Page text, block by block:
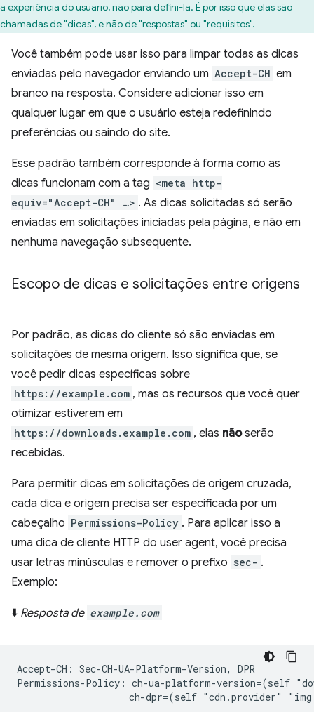
a experiência do usuário, não para defini-la. É por isso que elas são
chamadas de "dicas", e não de "respostas" ou "requisitos".
Você também pode usar isso para limpar todas as dicas
enviadas pelo navegador enviando um Accept-CH em
branco na resposta. Considere adicionar isso em
qualquer lugar em que o usuário esteja redefinindo
preferências ou saindo do site.
Esse padrão também corresponde à forma como as
dicas funcionam com a tag <meta http-
equiv="Accept-CH" …> . As dicas solicitadas só serão
enviadas em solicitações iniciadas pela página, e não em
nenhuma navegação subsequente.
Escopo de dicas e solicitações entre origens
Por padrão, as dicas do cliente só são enviadas em
solicitações de mesma origem. Isso significa que, se
você pedir dicas específicas sobre
https://example.com , mas os recursos que você quer
otimizar estiverem em
https://downloads.example.com , elas nãoserão
recebidas.
Para permitir dicas em solicitações de origem cruzada,
cada dica e origem precisa ser especificada por um
cabeçalho Permissions-Policy . Para aplicar isso a
uma dica de cliente HTTP do user agent, você precisa
usar letras minúsculas e remover o prefixo sec- .
Exemplo:
⬇️ Resposta de example.com
Accept-CH: Sec-CH-UA-Platform-Version, DPR
Permissions-Policy: ch-ua-platform-version=(self